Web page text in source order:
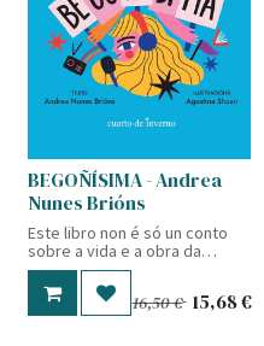
BEGOÑÍSIMA - Andrea
Nunes Brións
Este libro non é só un conto
sobre a vida e a obra da
autora Begoña Caamaño,
referente feminista,
defensora da lingua, dos
dereitos humanos e da
16,50€ 15,68€